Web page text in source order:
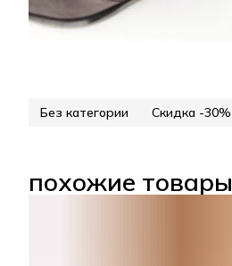
Без категории Скидка -30%
похожие товары